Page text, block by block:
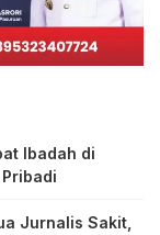
Ibadah di
Jurnalis Sakit,